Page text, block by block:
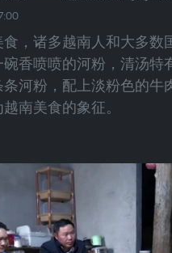
，诸多越南人和大多数
香喷喷的河粉，清汤特
河粉，配上淡粉色的牛
南美食的象征。